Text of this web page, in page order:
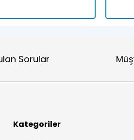
Sorular
Kategoriler